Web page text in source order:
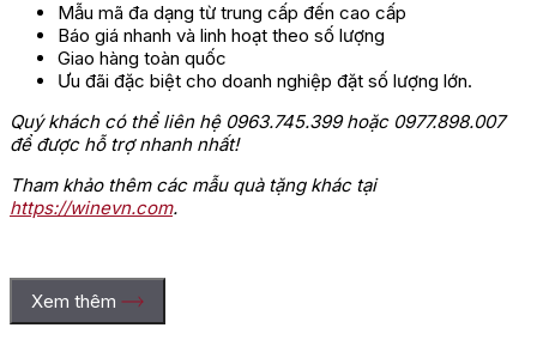
Mẫu mã đa dạng từ trung cấp đến cao cấp
Báo giá nhanh và linh hoạt theo số lượng
Giao hàng toàn quốc
Ưu đãi đặc biệt cho doanh nghiệp đặt số lượng lớn.
Quý khách có thể liên hệ 0963.745.399 hoặc 0977.898.007
để được hỗ trợ nhanh nhất!
Tham khảo thêm các mẫu quà tặng khác tại
https://winevn.com.
Xem thêm